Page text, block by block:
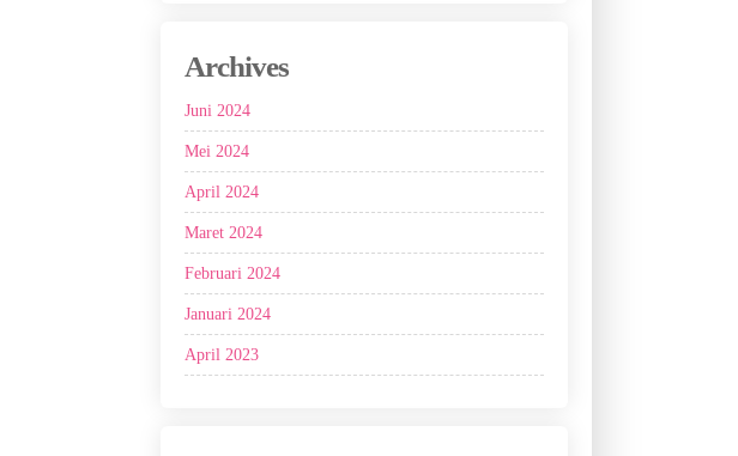
Archives
Juni 2024
Mei 2024
April 2024
Maret 2024
Februari 2024
Januari 2024
April 2023